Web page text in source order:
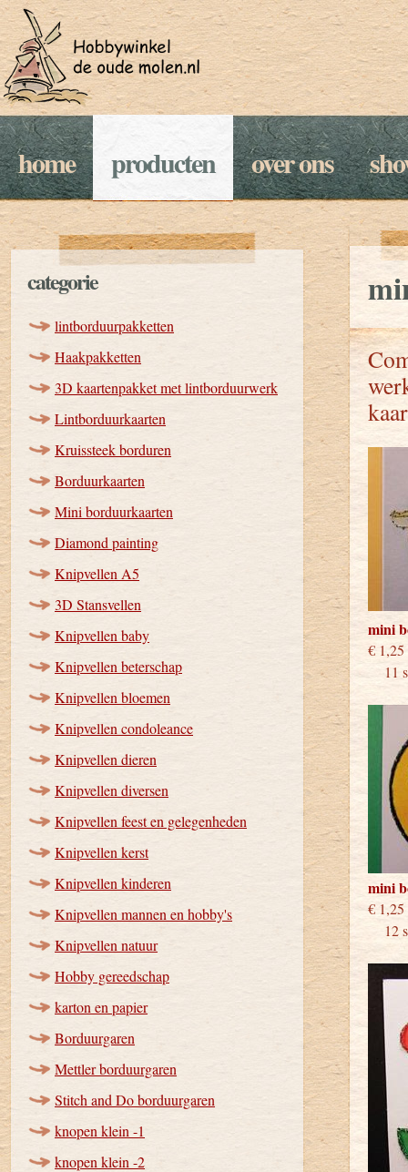
home producten over ons
categorie
lintborduurpakketten
Haakpakketten
3D kaartenpakket met lintborduurwerk
Lintborduurkaarten
Kruissteek borduren
Borduurkaarten
Mini borduurkaarten
Diamond painting
Knipvellen A5
3D Stansvellen
Knipvellen baby
Knipvellen beterschap
Knipvellen bloemen
Knipvellen condoleance
Knipvellen dieren
Knipvellen diversen
Knipvellen feest en gelegenheden
Knipvellen kerst
Knipvellen kinderen
Knipvellen mannen en hobby's
Knipvellen natuur
Hobby gereedschap
karton en papier
Borduurgaren
Mettler borduurgaren
Stitch and Do borduurgaren
knopen klein -1
knopen klein -2
mini
11
mini
12